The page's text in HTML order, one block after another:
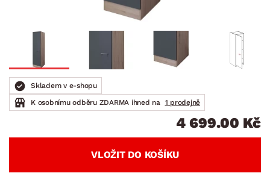
Skladem v e-shopu
K osobnímu odběru ZDARMA ihned na
1 prodejně
4 699.00 Kč
VLOŽIT DO KOŠÍKU